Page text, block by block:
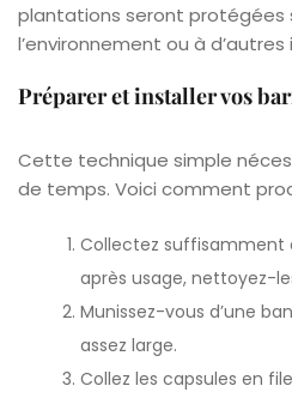
plantations seront protégées
l’environnement ou à
Préparer et installer vos
Cette technique simple
de temps. Voici comment
Collectez suffisamment
après usage, nettoyez-
Munissez-vous d’une
assez large.
Collez les capsules en